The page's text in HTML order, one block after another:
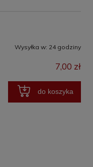
Wysyłka w: 24 godziny
7,00 zł
do koszyka